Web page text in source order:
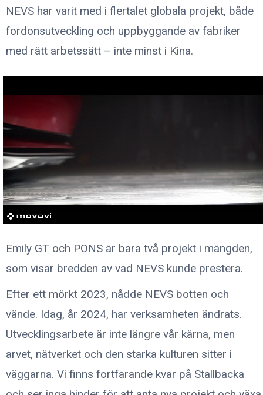
NEVS har varit med i flertalet globala projekt, både
fordonsutveckling och uppbyggande av fabriker
med rätt arbetssätt – inte minst i Kina.
Emily GT och PONS är bara två projekt i mängden,
som visar bredden av vad NEVS kunde prestera.
Efter ett mörkt 2023, nådde NEVS botten och
vände. Idag, år 2024, har verksamheten ändrats.
Utvecklingsarbete är inte längre vår kärna, men
arvet, nätverket och den starka kulturen sitter i
väggarna. Vi finns fortfarande kvar på Stallbacka